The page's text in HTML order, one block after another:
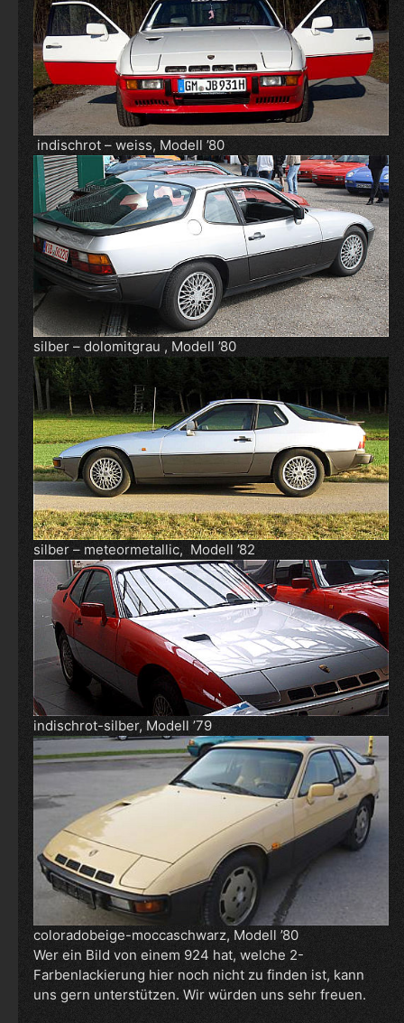
indischrot – weiss, Modell ’80
silber – dolomitgrau , Modell ’80
silber – meteormetallic, Modell ’82
indischrot-silber, Modell ’79
coloradobeige-moccaschwarz, Modell ’80
Wer ein Bild von einem 924 hat, welche 2-
Farbenlackierung hier noch nicht zu finden ist, kann
uns gern unterstützen. Wir würden uns sehr freuen.